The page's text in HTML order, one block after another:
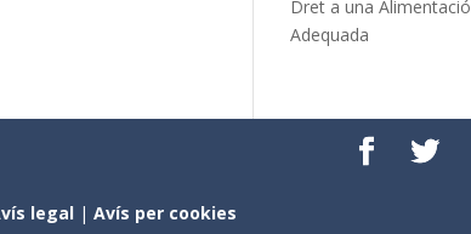
Dret a una Alimentació
Adequada
legal |Avís per cookies